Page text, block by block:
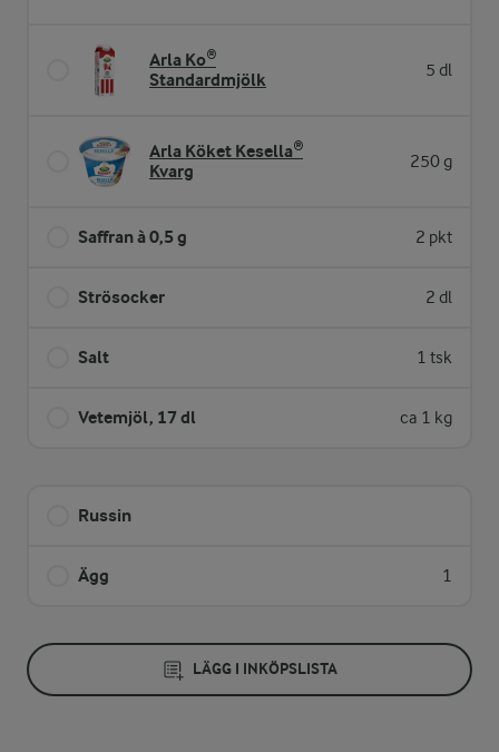
Arla Ko®
Standardmjölk
5 dl
Arla Köket Kesella®
Kvarg
250 g
Saffran à 0,5 g 2 pkt
Strösocker 2 dl
Salt 1 tsk
Vetemjöl, 17 dl ca 1 kg
Russin
Ägg 1
LÄGG I INKÖPSLISTA